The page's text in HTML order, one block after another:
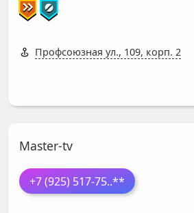
Профсоюзная ул., 109, корп. 2
Master-tv
+7 (925) 517-75..**